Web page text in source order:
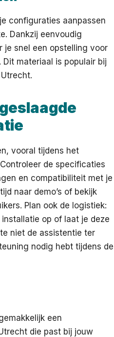
configuraties aanpassen
Dankzij eenvoudig
je snel een opstelling voor
materiaal is populair bij
vooral tijdens het
de specificaties
en compatibiliteit met je
naar demo’s of bekijk
Plan ook de logistiek:
op of laat je deze
niet de assistentie ter
nodig hebt tijdens de
een
die past bij jouw